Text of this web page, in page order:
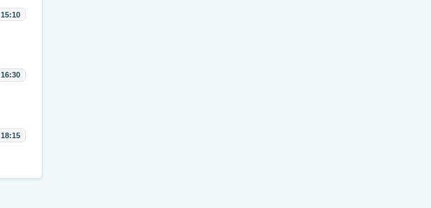
15:10
16:30
18:15